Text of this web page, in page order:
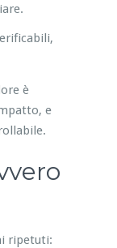
è
e
ripetuti: